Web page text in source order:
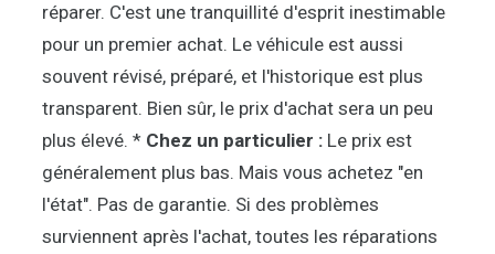
réparer. C'est une tranquillité d'esprit inestimable
pour un premier achat. Le véhicule est aussi
souvent révisé, préparé, et l'historique est plus
transparent. Bien sûr, le prix d'achat sera un peu
plus élevé. * Chez un particulier : Le prix est
généralement plus bas. Mais vous achetez "en
l'état". Pas de garantie. Si des problèmes
surviennent après l'achat, toutes les réparations